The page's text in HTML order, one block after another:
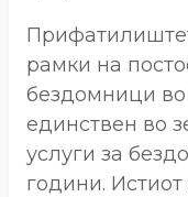
рамки на
бездомници
единствен во
услуги за
години.